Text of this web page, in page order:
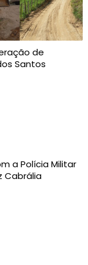
de
Santos
a Polícia Militar
Cabrália